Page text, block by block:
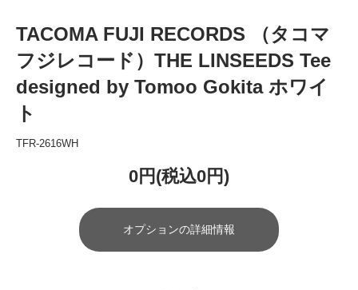
TACOMA FUJI RECORDS （タコマ
フジレコード）THE LINSEEDS Tee
designed by Tomoo Gokita ホワイ
ト
TFR-2616WH
0円(税込0円)
オプションの詳細情報